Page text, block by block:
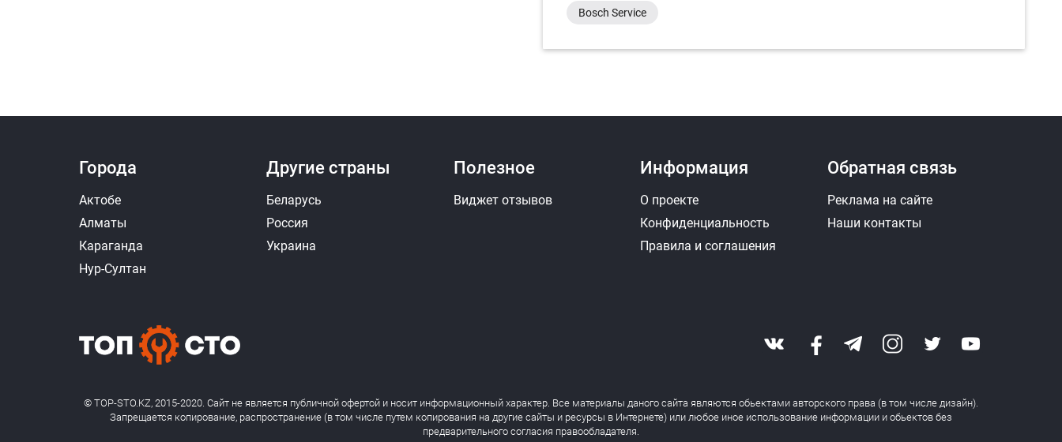
Bosch Service
Города
Актобе
Алматы
Караганда
Нур-Султан
Другие страны
Беларусь
Россия
Украина
Полезное
Виджет отзывов
Информация
О проекте
Конфиденциальность
Правила и соглашения
Обратная связь
Реклама на сайте
Наши контакты
© TOP-STO.KZ, 2015-2020. Сайт не является публичной офертой и носит информационный характер. Все материалы даного сайта являются обьектами авторского права (в том числе дизайн).
Запрещается копирование, распространение (в том числе путем копирования на другие сайты и ресурсы в Интернете) или любое иное использование информации и обьектов без
предварительного согласия правообладателя.